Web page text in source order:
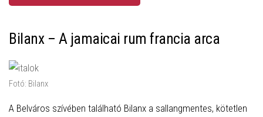
Bilanx – A jamaicai rum francia arca
Fotó: Bilanx
A Belváros szívében található Bilanx a sallangmentes, kötetlen